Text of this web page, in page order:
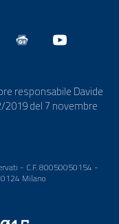
responsabile Davide
2019 del 7 novembre
- C.F. 80050050154 -
Milano